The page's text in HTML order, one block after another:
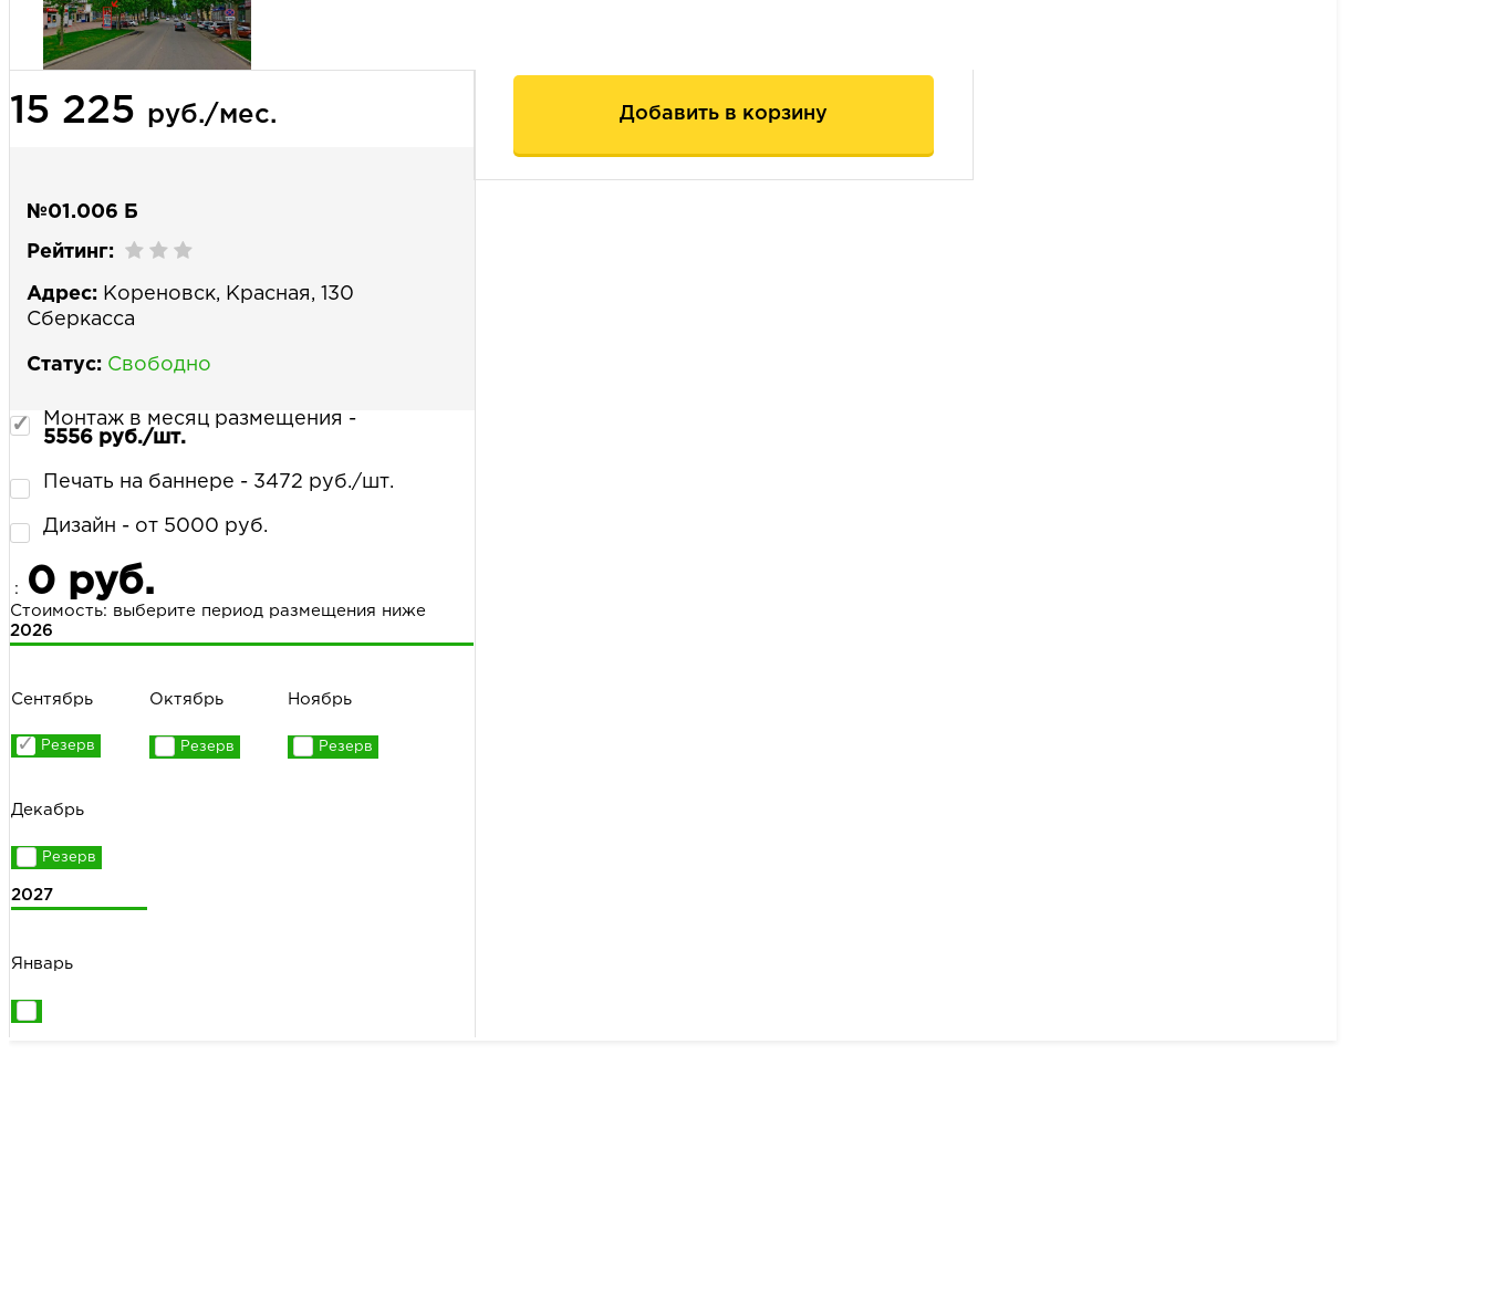
15 225 руб./мес.
№01.006 Б
Рейтинг:
Адрес: Кореновск, Красная, 130
Сберкасса
Статус: Свободно
Монтаж в месяц размещения -
5556 руб./шт.
Печать на баннере - 3472 руб./шт.
Дизайн - от 5000 руб.
: 0 руб.
Стоимость: выберите период размещения ниже
2026
Сентябрь Октябрь Ноябрь
Декабрь
2027
Январь
Добавить в корзину